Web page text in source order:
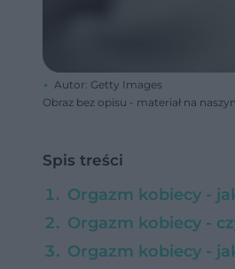
Autor: Getty Images
Obraz bez opisu - materiał na
Spis treści
Orgazm kobiecy -
Orgazm kobiecy -
Orgazm kobiecy -